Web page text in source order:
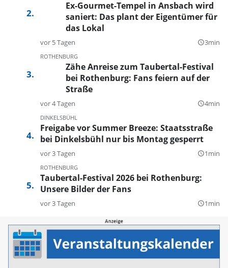
Ex-Gourmet-Tempel in Ansbach wird
saniert: Das plant der Eigentümer für
das Lokal
vor 5 Tagen query_builder3min
ROTHENBURG
Zähe Anreise zum Taubertal-Festival
bei Rothenburg: Fans feiern auf der
Straße
vor 4 Tagen query_builder4min
DINKELSBÜHL
Freigabe vor Summer Breeze: Staatsstraße
bei Dinkelsbühl nur bis Montag gesperrt
vor 3 Tagen query_builder1min
ROTHENBURG
Taubertal-Festival 2026 bei Rothenburg:
Unsere Bilder der Fans
vor 3 Tagen query_builder1min